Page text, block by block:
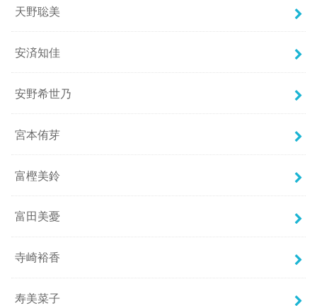
天野聡美
安済知佳
安野希世乃
宮本侑芽
富樫美鈴
富田美憂
寺崎裕香
寿美菜子